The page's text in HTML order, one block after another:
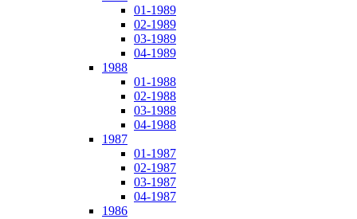
01-1989
02-1989
03-1989
04-1989
1988
01-1988
02-1988
03-1988
04-1988
1987
01-1987
02-1987
03-1987
04-1987
1986